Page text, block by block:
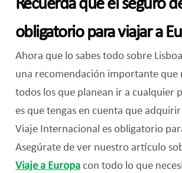
Recuerda que el seguro
obligatorio para viajar a
Ahora que lo sabes todo sobre
una recomendación importante que
todos los que planean ir a cualquier
es que tengas en cuenta que
Viaje Internacional es obligatorio
Asegúrate de ver nuestro artículo
Viaje a Europacon todo lo que